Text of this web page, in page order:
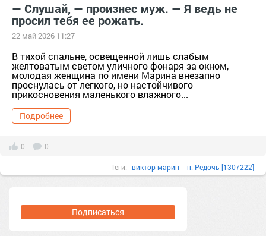
— Слушай, — произнес муж. — Я ведь не
просил тебя ее рожать.
22 май 2026 11:27
В тихой спальне, освещенной лишь слабым
желтоватым светом уличного фонаря за окном,
молодая женщина по имени Марина внезапно
проснулась от легкого, но настойчивого
прикосновения маленького влажного...
Подробнее
0 0
Теги: виктор марин п. Редочь [1307222]
тер. Буюкловский Рыбразвод [1183685]
Подписаться